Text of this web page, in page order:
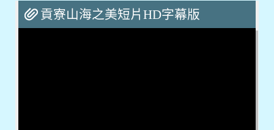
事生成
寮區公所計畫)提報本
貢寮山海之美短片HD字幕版